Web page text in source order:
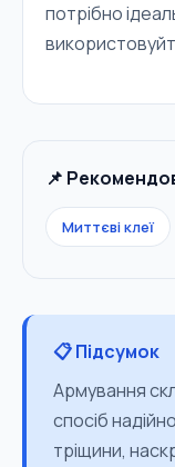
потрібно
📌
Миттєві клеї
📋 Підсумок
Армування
спосіб
тріщини,